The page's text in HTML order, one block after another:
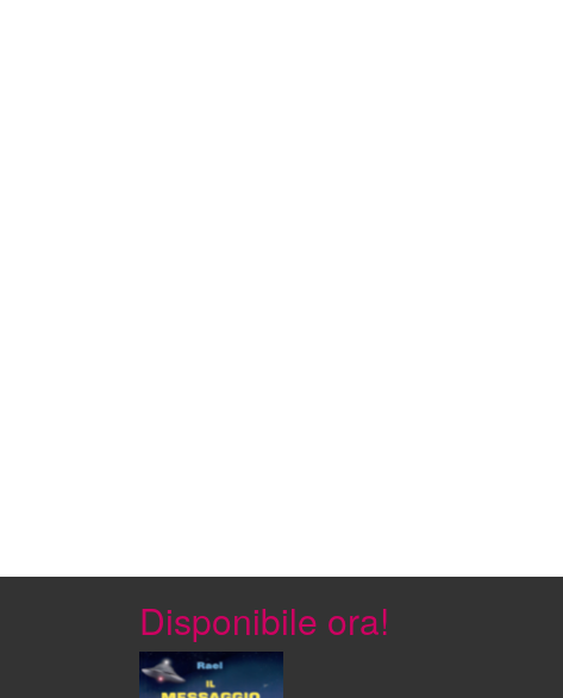
Disponibile ora!